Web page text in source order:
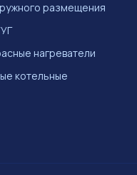
размещения
нагреватели
котельные